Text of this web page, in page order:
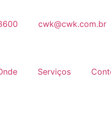
cwk@cwk.com.br
Serviços